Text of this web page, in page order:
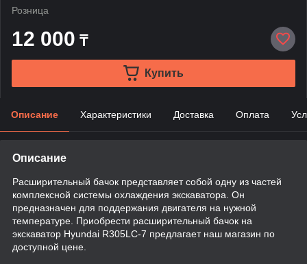
Розница
12 000 ₸
Купить
Описание Характеристики Доставка Оплата
Описание
Расширительный бачок представляет собой одну из частей
комплексной системы охлаждения экскаватора. Он
предназначен для поддержания двигателя на нужной
температуре. Приобрести расширительный бачок на
экскаватор Hyundai R305LC-7 предлагает наш магазин по
доступной цене.